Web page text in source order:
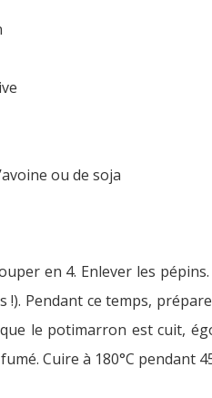
ou de soja
en 4. Enlever les
!). Pendant ce temps,
le potimarron est cuit,
Cuire à 180°C pendant